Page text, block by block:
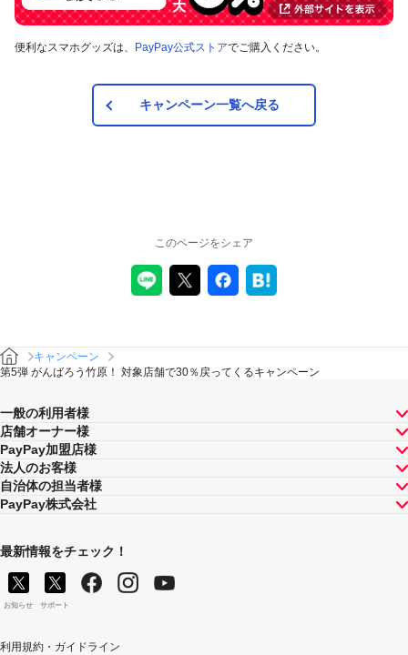
便利なスマホグッズは、 PayPay公式ストアでご購入ください。
キャンペーン一覧へ戻る
このページをシェア
キャンペーン
第5弾 がんばろう竹原！ 対象店舗で30％戻ってくるキャンペーン
一般の利用者様
店舗オーナー様
PayPay加盟店様
法人のお客様
自治体の担当者様
PayPay株式会社
最新情報をチェック！
お知らせ サポート
利用規約・ガイドライン